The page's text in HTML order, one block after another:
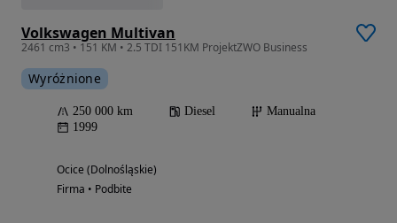
Volkswagen Multivan
2461 cm3 • 151 KM • 2.5 TDI 151KM ProjektZWO Business
Wyróżnione
250 000 km Diesel
Manualna
1999
Ocice (Dolnośląskie)
Firma • Podbite